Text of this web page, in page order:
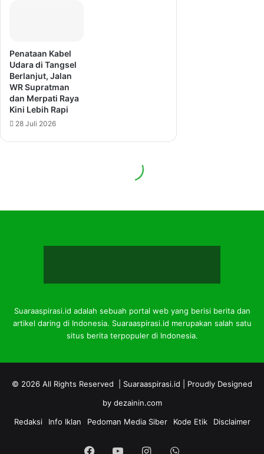
Suaraaspirasi.id adalah sebuah portal web yang berisi berita dan
artikel daring di Indonesia. Suaraaspirasi.id merupakan salah satu
situs berita terpopuler di Indonesia.
© 2026 All Rights Reserved | Suaraaspirasi.id | Proudly Designed
by dezainin.com
Redaksi
Info Iklan Pedoman Media Siber Kode Etik Disclaimer
FacebookYouTubeInstagramWhatsApp